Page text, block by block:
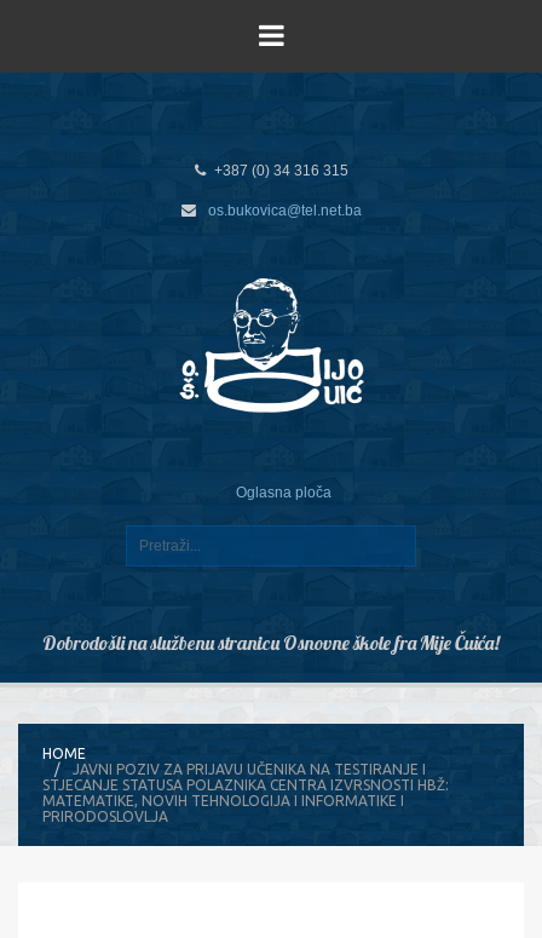
+387 (0) 34 316 315
os.bukovica@tel.net.ba
Oglasna ploča
Dobrodošli na službenu stranicu Osnovne škole fra Mije Čuića!
HOME
JAVNI POZIV ZA PRIJAVU UČENIKA NA TESTIRANJE I
STJECANJE STATUSA POLAZNIKA CENTRA IZVRSNOSTI HBŽ:
MATEMATIKE, NOVIH TEHNOLOGIJA I INFORMATIKE I
PRIRODOSLOVLJA